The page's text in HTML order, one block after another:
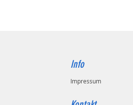
Info
Impressum